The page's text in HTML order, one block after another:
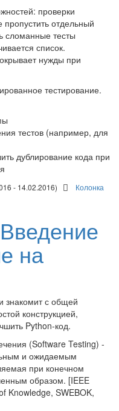
проверки
отдельный
сломанные тесты
список.
нужды при
тестирование.
тестов (например, для
дублирование кода при
- 14.02.2016)
Колонка
на
знакомит с общей
конструкцией,
Python-код.
(Software Testing) -
и ожидаемым
при конечном
образом. [IEEE
Knowledge, SWEBOK,